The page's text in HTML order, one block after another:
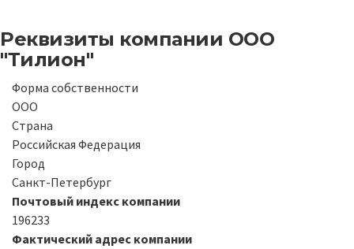
Реквизиты компании ООО
"Тилион"
Форма собственности
ООО
Страна
Российская Федерация
Город
Санкт-Петербург
Почтовый индекс компании
196233
Фактический адрес компании